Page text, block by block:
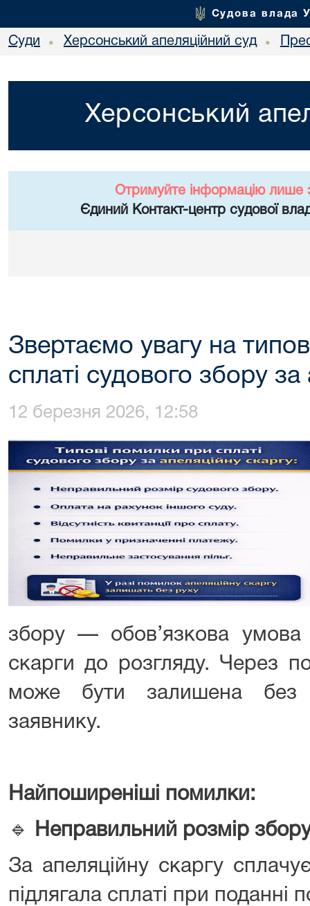
Судова влада
Суди • Херсонський апеляційний суд •
Херсонський
Отримуйте інформацію лише
Єдиний Контакт-центр судової
Звертаємо увагу на
сплаті судового збору за
12 березня 2026, 12:58
збору — обов’язкова умова
скарги до розгляду. Через
може бути залишена без
заявнику.
Найпоширеніші помилки:
🔹
Неправильний розмір
За апеляційну скаргу
підлягала сплаті при поданні